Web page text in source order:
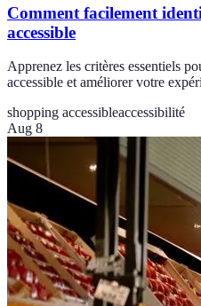
Comment facilement
accessible
Apprenez les critères essentiels
accessible et améliorer votre
shopping accessibleaccessibilité
Aug 8